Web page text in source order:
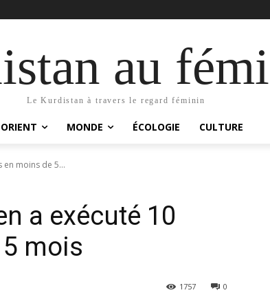
au
Le Kurdistan à travers le regard féminin
MONDE ÉCOLOGIE CULTURE
en moins de 5...
a exécuté 10
mois
0
1757